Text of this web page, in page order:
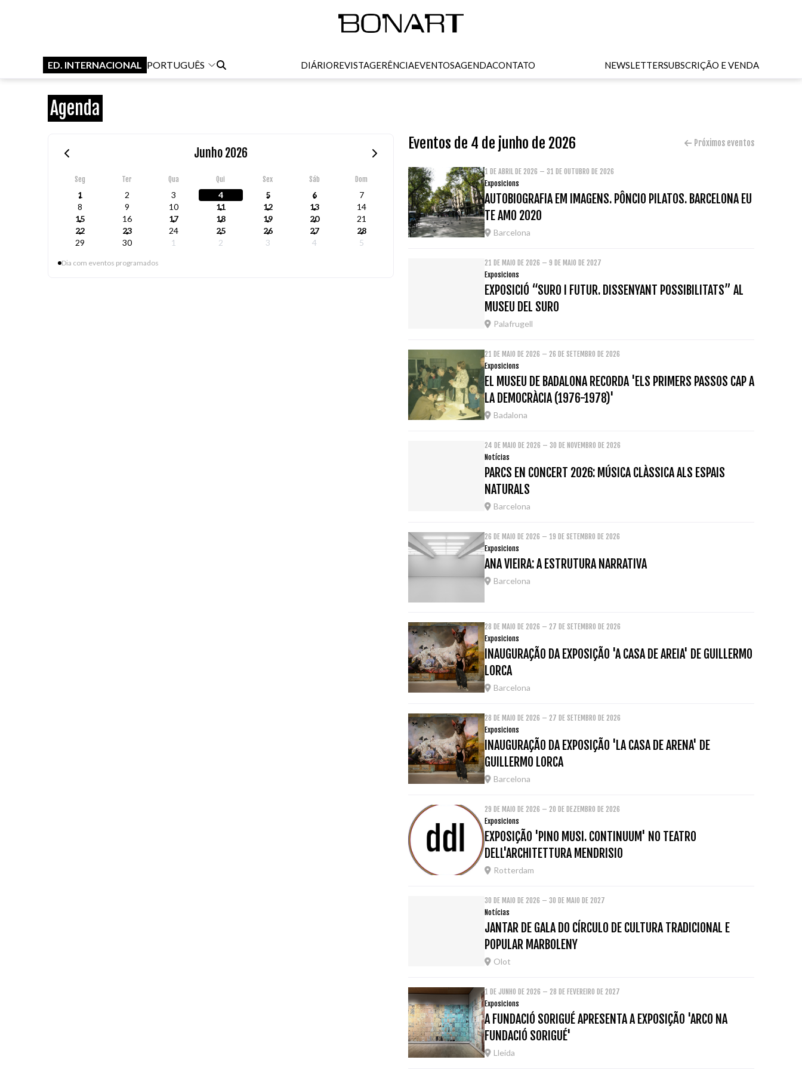
ED. INTERNACIONAL PORTUGUÊS DIÁRIOREVISTAGERÊNCIAEVENTOSAGENDACONTATO NEWSLETTERSUBSCRIÇÃO E VENDA
Agenda
Junho 2026
Seg Ter Qua Qui Sex Sáb Dom
1 2 3 4 5 6
7
8
9 10 11 12 13
14
15
16 17 18 19 20
21
22
23 24 25 26 27
28
29
30 1 2 3 4 5
Dia com eventos programados
Eventos de 4 de junho de 2026 Próximos eventos
1 DE ABRIL DE 2026 – 31 DE OUTUBRO DE 2026
Exposicions
AUTOBIOGRAFIA EM IMAGENS. PÔNCIO PILATOS. BARCELONA EU
TE AMO 2020
Barcelona
21 DE MAIO DE 2026 – 9 DE MAIO DE 2027
Exposicions
EXPOSICIÓ “SURO I FUTUR. DISSENYANT POSSIBILITATS” AL
MUSEU DEL SURO
Palafrugell
21 DE MAIO DE 2026 – 26 DE SETEMBRO DE 2026
Exposicions
EL MUSEU DE BADALONA RECORDA 'ELS PRIMERS PASSOS CAP A
LA DEMOCRÀCIA (1976-1978)'
Badalona
24 DE MAIO DE 2026 – 30 DE NOVEMBRO DE 2026
Notícias
PARCS EN CONCERT 2026: MÚSICA CLÀSSICA ALS ESPAIS
NATURALS
Barcelona
26 DE MAIO DE 2026 – 19 DE SETEMBRO DE 2026
Exposicions
ANA VIEIRA: A ESTRUTURA NARRATIVA
Barcelona
28 DE MAIO DE 2026 – 27 DE SETEMBRO DE 2026
Exposicions
INAUGURAÇÃO DA EXPOSIÇÃO 'A CASA DE AREIA' DE GUILLERMO
LORCA
Barcelona
28 DE MAIO DE 2026 – 27 DE SETEMBRO DE 2026
Exposicions
INAUGURAÇÃO DA EXPOSIÇÃO 'LA CASA DE ARENA' DE
GUILLERMO LORCA
Barcelona
29 DE MAIO DE 2026 – 20 DE DEZEMBRO DE 2026
Exposicions
EXPOSIÇÃO 'PINO MUSI. CONTINUUM' NO TEATRO
DELL'ARCHITETTURA MENDRISIO
Rotterdam
30 DE MAIO DE 2026 – 30 DE MAIO DE 2027
Notícias
JANTAR DE GALA DO CÍRCULO DE CULTURA TRADICIONAL E
POPULAR MARBOLENY
Olot
1 DE JUNHO DE 2026 – 28 DE FEVEREIRO DE 2027
Exposicions
A FUNDACIÓ SORIGUÉ APRESENTA A EXPOSIÇÃO 'ARCO NA
FUNDACIÓ SORIGUÉ'
Lleida